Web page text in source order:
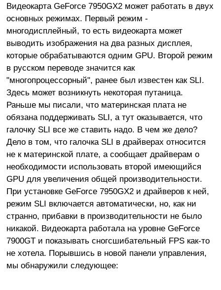
Видеокарта GeForce 7950GX2 может работать в двух
основных режимах. Первый режим -
многодисплейный, то есть видеокарта может
выводить изображения на два разных дисплея,
которые обрабатываются одним GPU. Второй режим
в русском переводе значится как
"многопроцессорный", ранее был известен как SLI.
Здесь может возникнуть некоторая путаница.
Раньше мы писали, что материнская плата не
обязана поддерживать SLI, а тут оказывается, что
галочку SLI все же ставить надо. В чем же дело?
Дело в том, что галочка SLI в драйверах относится
не к материнской плате, а сообщает драйверам о
необходимости использовать второй имеющийся
GPU для увеличения общей производительности.
При установке GeForce 7950GX2 и драйверов к ней,
режим SLI включается автоматически, но, как ни
странно, прибавки в производительности не было
никакой. Видеокарта работала на уровне GeForce
7900GT и показывать сногсшибательный FPS как-то
не хотела. Порывшись в новой панели управления,
мы обнаружили следующее: